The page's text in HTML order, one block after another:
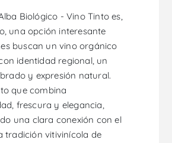
Biológico - Vino Tinto es,
una opción interesante
buscan un vino orgánico
identidad regional, un
y expresión natural.
que combina
frescura y elegancia,
una clara conexión con el
tradición vitivinícola de